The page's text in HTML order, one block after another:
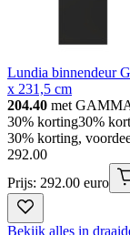
Lundia binnendeur
x 231,5 cm
204.40 met
30% korting30%
30% korting,
292.00
Prijs: 292.00 euro
Bekijk alles in